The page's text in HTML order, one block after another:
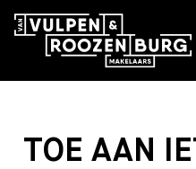
TOE AAN